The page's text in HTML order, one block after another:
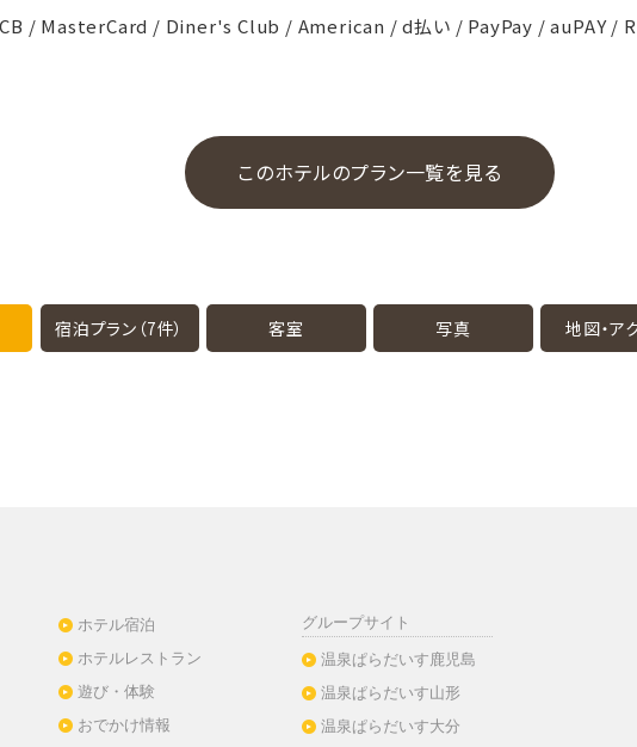
/ MasterCard / Diner's Club / American / d払い / PayPay / auPAY /
このホテルのプラン一覧を見る
宿泊プラン（7件） 客室 写真 地図・ア
ホテル宿泊
ホテルレストラン
遊び・体験
おでかけ情報
グループサイト
温泉ぱらだいす鹿児島
温泉ぱらだいす山形
温泉ぱらだいす大分